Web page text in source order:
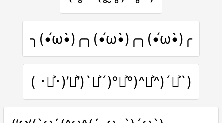
╮(•́ω•̀)╭╮(•́ω•̀)╭╮(•́ω•̀)╭
( ･◡͐･)’◡͐’)`◡͐´)°◡͐°)^◡͐^)´◡͐`)